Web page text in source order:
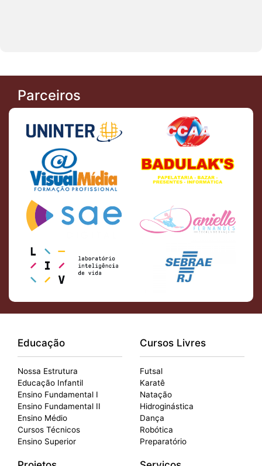
Parceiros
Educação
Nossa Estrutura
Educação Infantil
Ensino Fundamental I
Ensino Fundamental II
Ensino Médio
Cursos Técnicos
Ensino Superior
Cursos Livres
Futsal
Karatê
Natação
Hidroginástica
Dança
Robótica
Preparatório